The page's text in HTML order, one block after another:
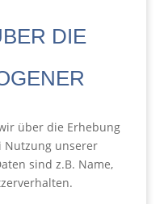
DIE
über die Erhebung
Nutzung unserer
sind z.B. Name,